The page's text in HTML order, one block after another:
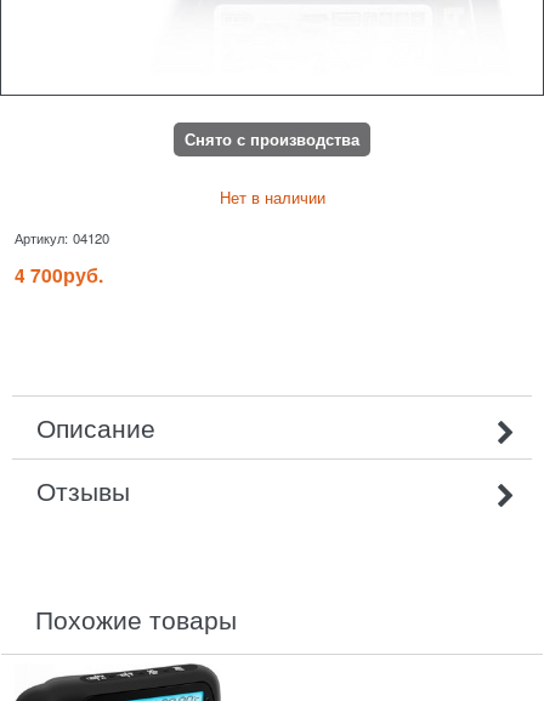
Снято с производства
Нет в наличии
Артикул: 04120
4 700руб.
Описание
Отзывы
похожие товары